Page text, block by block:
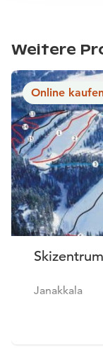
Weitere
Online kaufen
Janakkala